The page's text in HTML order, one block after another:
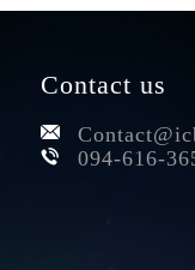
Contact us
094-616-